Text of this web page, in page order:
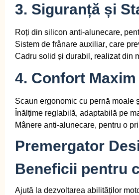
3. Siguranță și
Roți din silicon anti-alunecare,
Sistem de frânare auxiliar, care
Cadru solid și durabil , realizat din
4. Confort
Scaun ergonomic cu pernă moale
Înălțime reglabilă, adaptabilă pe
Mânere anti-alunecare, pentru o
Premergator
Beneficii pentru
Ajută la dezvoltarea abilităților